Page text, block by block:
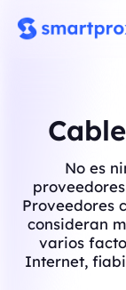
No es
Proveedores
consideran
varios
Internet,